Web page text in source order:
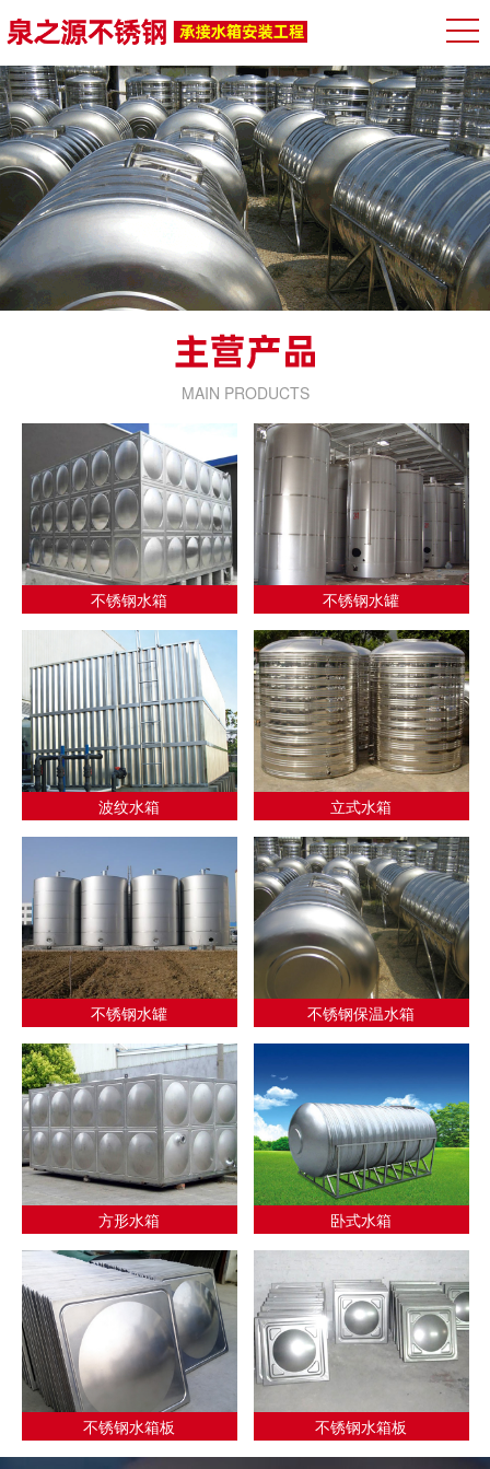
MAIN PRODUCTS
不锈钢水箱 不锈钢水罐
波纹水箱 立式水箱
不锈钢水罐 不锈钢保温水箱
方形水箱 卧式水箱
不锈钢水箱板 不锈钢水箱板